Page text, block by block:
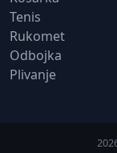
Tenis
Rukomet
Odbojka
Plivanje